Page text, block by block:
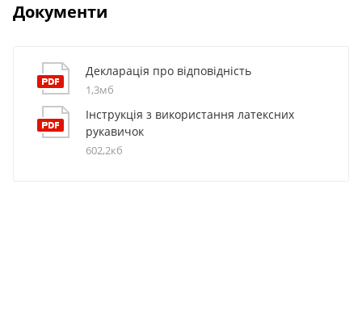
Документи
Декларація про відповідність
1,3мб
Інструкція з використання латексних
рукавичок
602,2кб